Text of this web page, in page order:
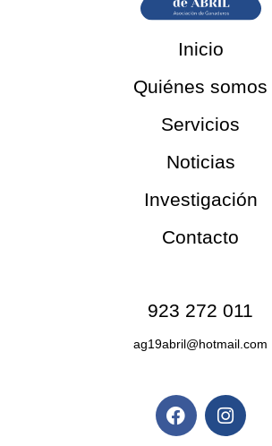
Inicio
Quiénes somos
Servicios
Noticias
Investigación
Contacto
923 272 011
ag19abril@hotmail.com